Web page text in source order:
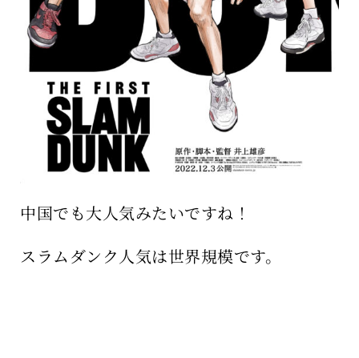
中国でも大人気みたいですね！
スラムダンク人気は世界規模です。